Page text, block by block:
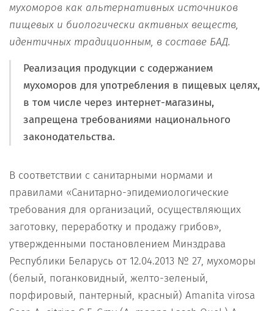
мухоморов как альтернативных источников
пищевых и биологически активных веществ,
идентичных традиционным, в составе БАД.
Реализация продукции с содержанием
мухоморов для употребления в пищевых целях,
в том числе через интернет-магазины,
запрещена требованиями национального
законодательства.
В соответствии с санитарными нормами и
правилами «Санитарно-эпидемиологические
требования для организаций, осуществляющих
заготовку, переработку и продажу грибов»,
утвержденными постановлением Минздрава
Республики Беларусь от 12.04.2013 № 27, мухоморы
(белый, поганковидный, желто-зеленый,
порфировый, пантерный, красный) Amanita virosa